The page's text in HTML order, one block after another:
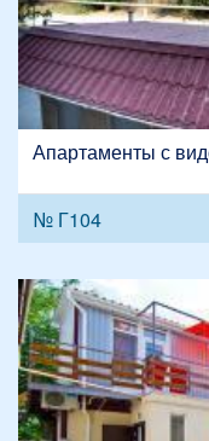
Апартаменты с
№ Г104